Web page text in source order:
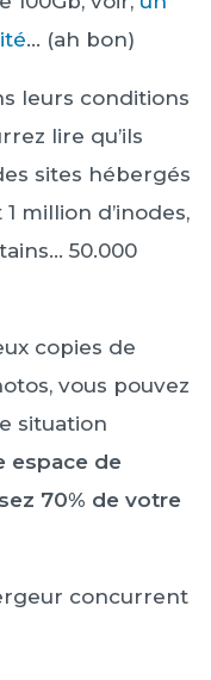
… (ah bon)
leurs conditions
lire qu’ils
sites hébergés
million d’inodes,
50.000
copies de
vous pouvez
situation
espace de
70% de votre
concurrent